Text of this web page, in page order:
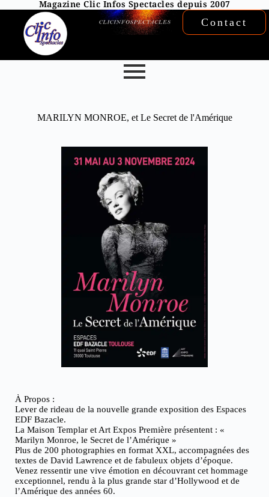
Magazine Clic Infos Spectacles depuis 2007
Contact
MARILYN MONROE, et Le Secret de l'Amérique
À Propos :
Lever de rideau de la nouvelle grande exposition des Espaces
EDF Bazacle.
La Maison Templar et Art Expos Première présentent : «
Marilyn Monroe, le Secret de l’Amérique »
Plus de 200 photographies en format XXL, accompagnées des
textes de David Lawrence et de fabuleux objets d’époque.
Venez ressentir une vive émotion en découvrant cet hommage
exceptionnel, rendu à la plus grande star d’Hollywood et de
l’Amérique des années 60.